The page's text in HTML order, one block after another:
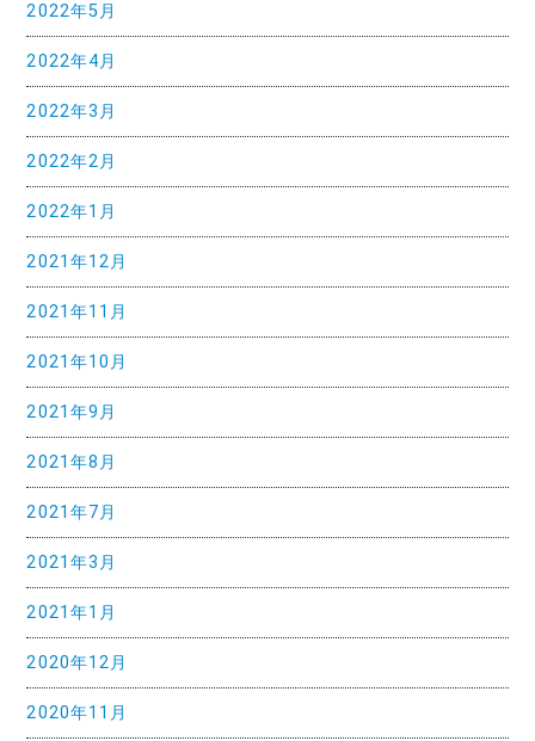
2022年5月
2022年4月
2022年3月
2022年2月
2022年1月
2021年12月
2021年11月
2021年10月
2021年9月
2021年8月
2021年7月
2021年3月
2021年1月
2020年12月
2020年11月